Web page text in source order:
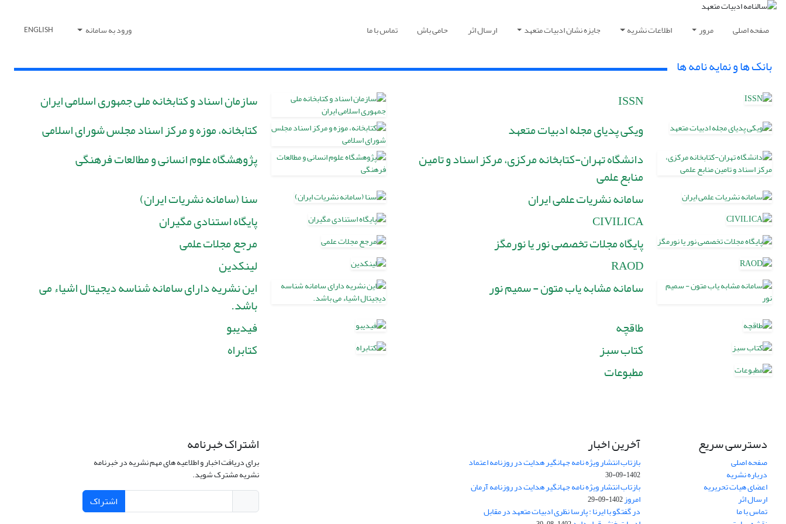
صفحه اصلی مرور اطلاعات نشریه جایزه نشان ادبیات متعهد ارسال اثر حامی باش تماس با ما ورود به سامانه ENGLISH
بانک ها و نمایه نامه ها
ISSN
سازمان اسناد و کتابخانه ملی جمهوری اسلامی ایران
ویکی پدیای مجله ادبیات متعهد
کتابخانه، موزه و مرکز اسناد مجلس شورای اسلامی
دانشگاه تهران-کتابخانه مرکزی، مرکز اسناد و تامین
منابع علمی
پژوهشگاه علوم انسانی و مطالعات فرهنگی
سامانه نشریات علمی ایران
سنا (سامانه نشریات ایران)
CIVILICA
پایگاه استنادی مگیران
پایگاه مجلات تخصصی نور یا نورمگز
مرجع مجلات علمی
RAOD
لینکدین
سامانه مشابه یاب متون - سمیم نور
این نشریه دارای سامانه شناسه دیجیتال اشیاء می
باشد.
طاقچه
فیدیبو
کتاب سبز
کتابراه
مطبوعات
دسترسی سریع
صفحه اصلی
درباره نشریه
اعضای هیات تحریریه
ارسال اثر
تماس با ما
آخرین اخبار
بازتاب انتشار ویژه نامه جهانگیر هدایت در روزنامه اعتماد
1402-09-30
بازتاب انتشار ویژه نامه جهانگیر هدایت در روزنامه آرمان
امروز1402-09-29
در گفتگو با ایرنا : پارسا نظری ادبیات متعهد در مقابل
اشتراک خبرنامه
برای دریافت اخبار و اطلاعیه های مهم نشریه در خبرنامه
نشریه مشترک شوید.
اشتراک